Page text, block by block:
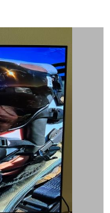
體波傳與電磁波天
感測器與生物感測
或局部共振腔結構於
紅外光感測器，透過
題包含1. 壓電超晶格
測器4.表面電漿應用
: 1.壓電超晶格天線
能夠使電磁波在遠小
最大化輻射效果，學
功能，其尺寸遠小於
與低頻通訊系統。 2.
應現象與應用在設計
中科院設計頻率選擇
且無空氣電漿解離發
用於兆赫波與表面聲波
、HFSS)、多物理
析儀、阻抗分析儀、